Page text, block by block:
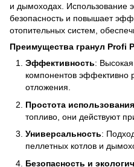
и дымоходах. Использование
безопасность и повышает
отопительных систем,
Преимущества гранул Profi
Эффективность:
компонентов эффективно
отложения.
Простота использования
топливо, они действуют
Универсальность:
пеллетных котлов и
Безопасность и